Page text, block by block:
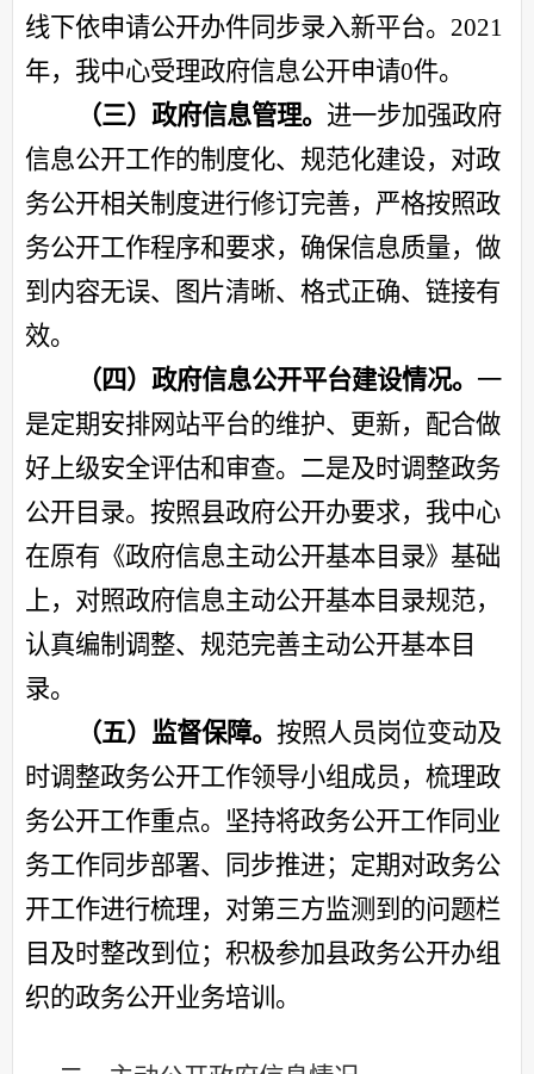
线下依申请公开办件同步录入新平台。 2021
年，我中心受理政府信息公开申请0件。
（三）政府信息管理。 进一步加强政府
信息公开工作的制度化、规范化建设，对政
务公开相关制度进行修订完善，严格按照政
务公开工作程序和要求，确保信息质量，做
到内容无误、图片清晰、格式正确、链接有
效。
（四）政府信息公开平台建设情况。 一
是定期安排网站平台的维护、更新，配合做
好上级安全评估和审查。二是及时调整政务
公开目录。按照县政府公开办要求，我中心
在原有《政府信息主动公开基本目录》基础
上，对照政府信息主动公开基本目录规范，
认真编制调整、规范完善主动公开基本目
录。
（五）监督保障。 按照人员岗位变动及
时调整政务公开工作领导小组成员，梳理政
务公开工作重点。坚持将政务公开工作同业
务工作同步部署、同步推进；定期对政务公
开工作进行梳理，对第三方监测到的问题栏
目及时整改到位；积极参加县政务公开办组
织的政务公开业务培训。